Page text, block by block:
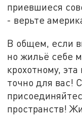
приевшиеся
- верьте
В общем, если
но жильё себе
крохотному,
точно для вас!
пространств!